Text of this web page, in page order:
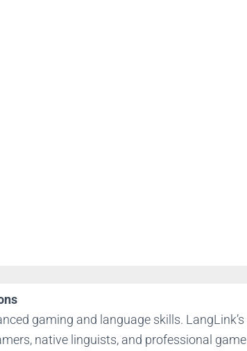
gaming and language skills. LangLink’s
native linguists, and professional game